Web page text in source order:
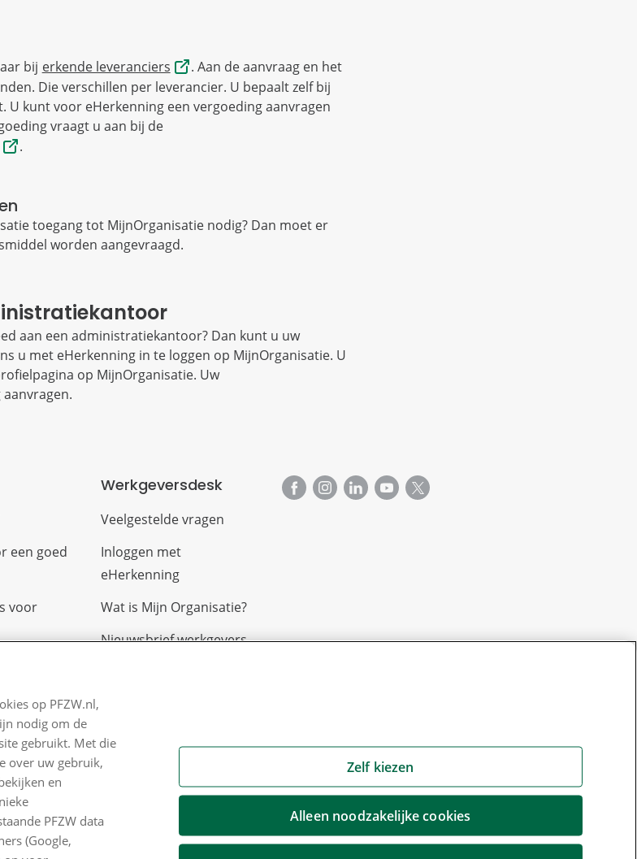
bij erkende leveranciers
. Aan de aanvraag en het
Die verschillen per leverancier. U bepaalt zelf bij
U kunt voor eHerkenning een vergoeding aanvragen
vraagt u aan bij de
.
toegang tot MijnOrganisatie nodig? Dan moet er
worden aangevraagd.
aan een administratiekantoor? Dan kunt u uw
u met eHerkenning in te loggen op MijnOrganisatie. U
op MijnOrganisatie. Uw
een goed
voor
Werkgeversdesk
Veelgestelde vragen
Inloggen met
eHerkenning
Wat is Mijn Organisatie?
Nieuwsbrief werkgevers
op PFZW.nl,
nodig om de
gebruikt. Met die
over uw gebruik,
en
PFZW data
(Google,
Zelf kiezen
Alleen noodzakelijke cookies